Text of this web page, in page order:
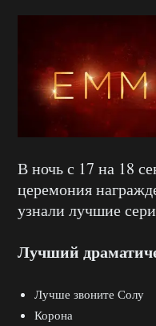
В ночь с 17 на 18
церемония
узнали лучшие
Лучший
Лучше звоните Солу
Корона